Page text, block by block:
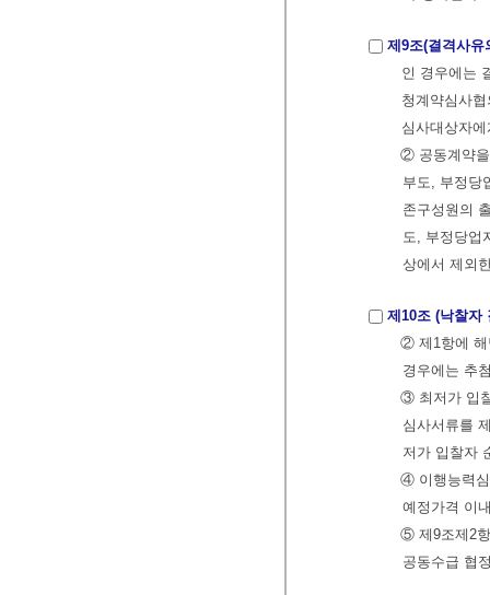
제9조(결격사유
인 경우에는
청계약심사
심사대상자
② 공동계약을
부도, 부정당
존구성원의
도, 부정당업
상에서 제외
제10조 (낙찰자
② 제1항에 해
경우에는 추
③ 최저가 입
심사서류를
저가 입찰자
④ 이행능력심
예정가격 이
⑤ 제9조제2
공동수급 협